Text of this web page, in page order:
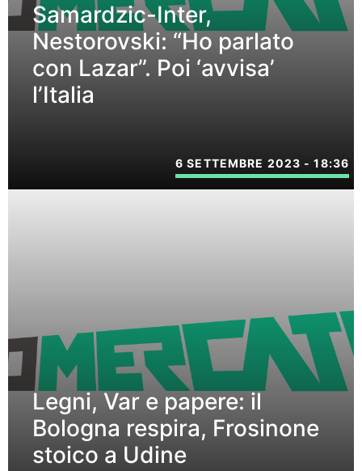
Samardzic-Inter,
Nestorovski: “Ho parlato
con Lazar”. Poi ‘avvisa’
l’Italia
6 SETTEMBRE 2023 - 18:36
Legni, Var e papere: il
Bologna respira, Frosinone
stoico a Udine